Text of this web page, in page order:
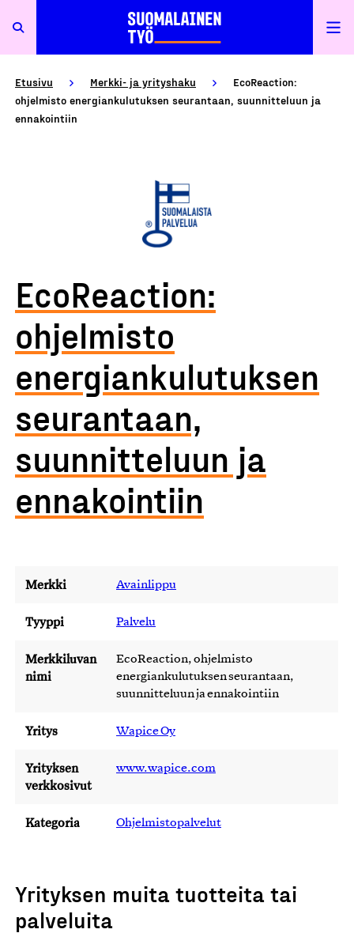
Etusivu Merkki- ja yrityshaku
EcoReaction:
ohjelmisto energiankulutuksen seurantaan, suunnitteluun ja
ennakointiin
EcoReaction:
ohjelmisto
energiankulutuksen
seurantaan,
suunnitteluun ja
ennakointiin
Merkki Avainlippu
Tyyppi Palvelu
Merkkiluvan
nimi
EcoReaction, ohjelmisto
energiankulutuksen seurantaan,
suunnitteluun ja ennakointiin
Yritys Wapice Oy
Yrityksen
verkkosivut
www.wapice.com
Kategoria Ohjelmistopalvelut
Yrityksen muita tuotteita tai
palveluita